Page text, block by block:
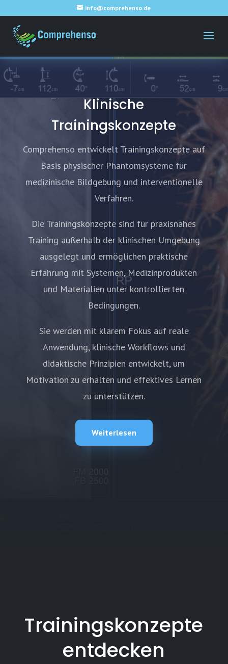
info@comprehenso.de
Klinische
Trainingskonzepte
Comprehenso entwickelt Trainingskonzepte auf
Basis physischer Phantomsysteme für
medizinische Bildgebung und interventionelle
Verfahren.
Die Trainingskonzepte sind für praxisnahes
Training außerhalb der klinischen Umgebung
ausgelegt und ermöglichen praktische
Erfahrung mit Systemen, Medizinprodukten
und Materialien unter kontrollierten
Bedingungen.
Sie werden mit klarem Fokus auf reale
Anwendung, klinische Workflows und
didaktische Prinzipien entwickelt, um
Motivation zu erhalten und effektives Lernen
zu unterstützen.
Weiterlesen
Trainingskonzepte
entdecken